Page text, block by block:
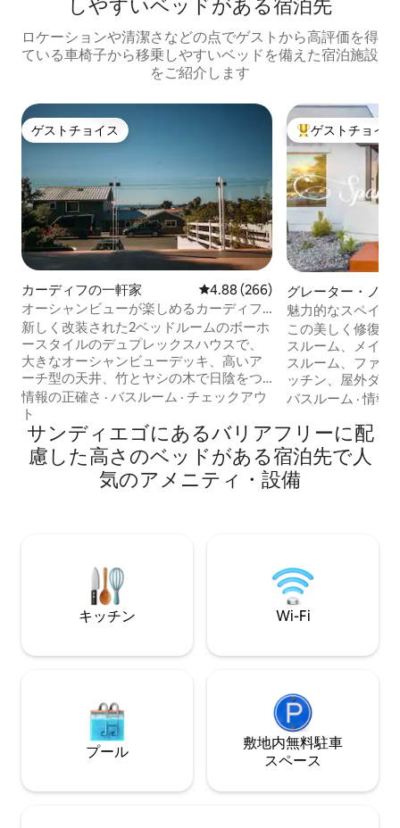
しやすいベッドがある宿泊先
ロケーションや清潔さなどの点でゲストから高評価を得
ている車椅子から移乗しやすいベッドを備えた宿泊施設
をご紹介します
ゲストチョイス
ゲストチョイス
カーディフの一軒家 レビュー266件、5つ星中4.88つ
4.88 (266)
オーシャンビューが楽しめるカーディフ
の希望の家
新しく改装された2ベッドルームのボーホ
ースタイルのデュプレックスハウスで、
大きなオーシャンビューデッキ、高いア
ーチ型の天井、竹とヤシの木で日陰をつ
くる大きな裏庭があります。 フロントベ
ッドルームからはオーシャンビューが、
マスターベッドルームには庭が見える大
きなガラス製のスライドドアがありま
す。 ホープハウスの大きな特徴は、ガラ
ス製の手すりのデッキで、特に夕暮れ時
Wi-Fi、NetflixとAmazon Primeを備えた
新しい50インチスマートテレビが含まれ
情報の正確さ · バスルーム · チェックアウ
ト
大好評のゲスト
ゲストチョイス
グレーター・ノー
クの一軒家
魅力的なスペイン
先
この美しく修復さ
スルーム、メイン
スルーム、ファー
ッチン、屋外ダイ
ア、2台分の駐車
あります。 徒歩5分 - 素晴らしいレストラ
ン、おしゃれなバ
ヒーショップ 車で10 ～15分 - サンディエ
ゴ動物園、バルボ
バスルーム ·情報
サンディエゴにあるバリアフリーに配
慮した高さのベッドがある宿泊先で人
気のアメニティ・設備
キッチン Wi-Fi
プール
敷地内無料駐⁠車
ス⁠ペ⁠ー⁠ス